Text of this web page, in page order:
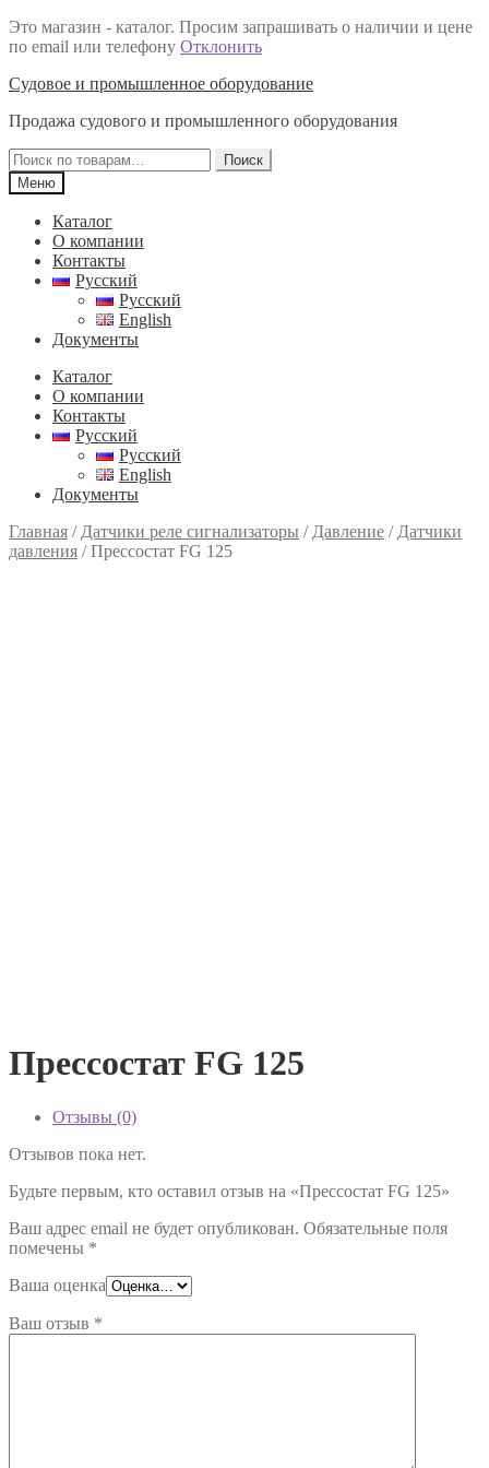
Это магазин - каталог. Просим запрашивать о наличии и цене
по email или телефону Отклонить
Перейти
навигации
Перейти
содержимому
Судовое и промышленное оборудование
Продажа судового и промышленного оборудования
Искать:
Поиск
Меню
Каталог
О компании
Контакты
Русский
Русский
English
Документы
Каталог
О компании
Контакты
Русский
Русский
English
Документы
Главная / Датчики реле сигнализаторы / Давление / Датчики
давления /Прессостат FG 125
Прессостат FG 125
Отзывы (0)
Отзывов пока нет.
Будьте первым, кто оставил отзыв на «Прессостат FG 125»
Ваш адрес email не будет опубликован. Обязательные поля
помечены *
Ваша оценка
Ваш отзыв *